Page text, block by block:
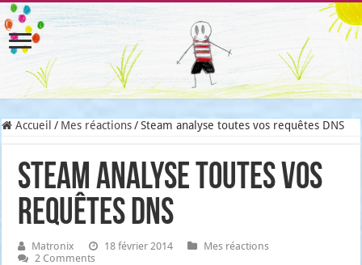
Accueil / Mes réactions / Steam analyse toutes vos requêtes DNS
Steam analyse toutes vos
requêtes DNS
Matronix 18 février 2014
Mes réactions
2 Comments